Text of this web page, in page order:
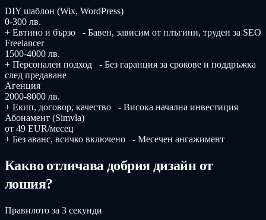
DIY шаблон (Wix, WordPress)
0-300 лв.
+ Евтино и бързо - Бавен, зависим от плъгини, труден за SEO
Freelancer
1500-4000 лв.
+ Персонален подход - Без гаранция за срокове и поддръжка
след предаване
Агенция
2000-8000 лв.
+ Екип, договор, качество - Висока начална инвестиция
Абонамент (Simvla)
от 49 EUR/месец
+ Без аванс, всичко включено - Месечен ангажимент
Какво отличава добрия дизайн от
лошия?
Правилото за 3 секунди